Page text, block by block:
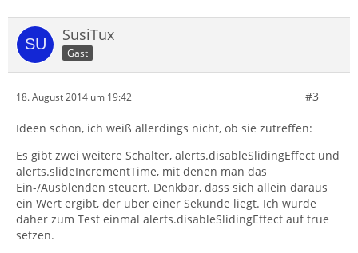
SusiTux
Gast
18. August 2014 um 19:42 #3
Ideen schon, ich weiß allerdings nicht, ob sie zutreffen:
Es gibt zwei weitere Schalter, alerts.disableSlidingEffect und
alerts.slideIncrementTime, mit denen man das
Ein-/Ausblenden steuert. Denkbar, dass sich allein daraus
ein Wert ergibt, der über einer Sekunde liegt. Ich würde
daher zum Test einmal alerts.disableSlidingEffect auf true
setzen.